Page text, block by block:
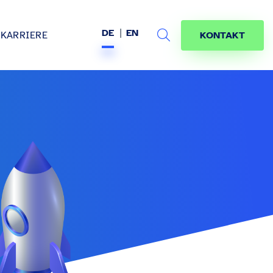
KARRIERE DE EN
Search
KONTAKT